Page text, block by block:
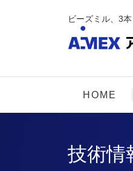
ビーズミル、3
HOME
技術情